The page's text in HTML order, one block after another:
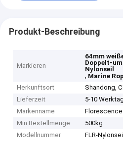
Produkt-Beschreibung
Markieren
64mm
Doppelt-
Nylonseil
, Marine
Herkunftsort
Shandong,
Lieferzeit
5-10
Markenname
Florescence
Min Bestellmenge
500kg
Modellnummer
FLR-Nylonseil